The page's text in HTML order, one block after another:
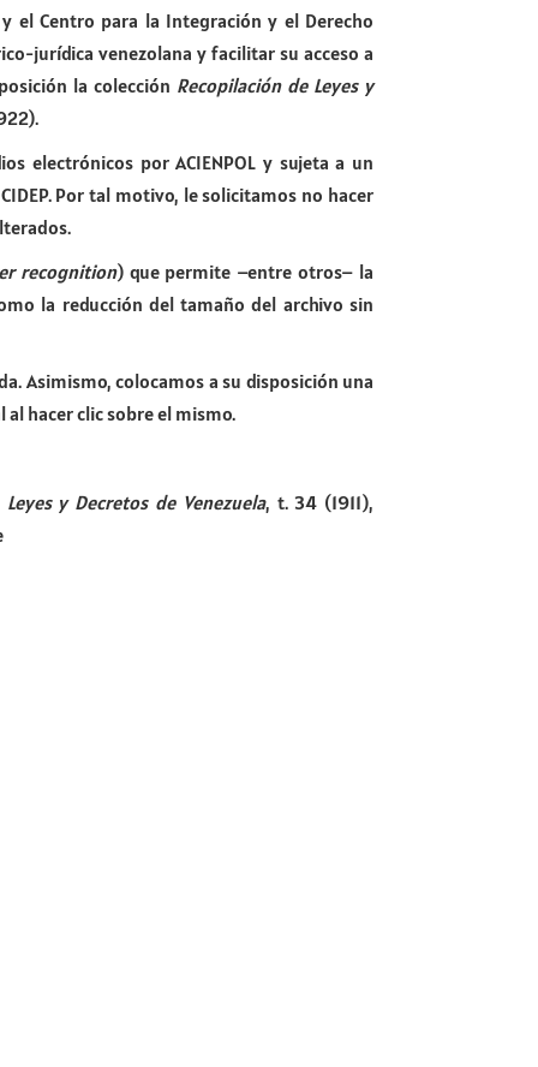
y el Centro para la Integración y el Derecho
jurídica venezolana y facilitar su acceso a
la colección Recopilación de Leyes y
electrónicos por ACIENPOL y sujeta a un
Por tal motivo, le solicitamos no hacer
recognition) que permite –entre otros– la
la reducción del tamaño del archivo sin
Asimismo, colocamos a su disposición una
hacer clic sobre el mismo.
Leyes y Decretos de Venezuela, t. 34 (1911),